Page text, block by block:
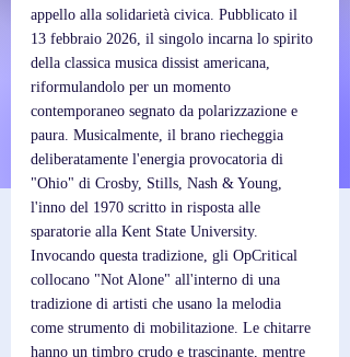
appello alla solidarietà civica. Pubblicato il
13 febbraio 2026, il singolo incarna lo spirito
della classica musica dissist americana,
riformulandolo per un momento
contemporaneo segnato da polarizzazione e
paura. Musicalmente, il brano riecheggia
deliberatamente l'energia provocatoria di
"Ohio" di Crosby, Stills, Nash & Young,
l'inno del 1970 scritto in risposta alle
sparatorie alla Kent State University.
Invocando questa tradizione, gli OpCritical
collocano "Not Alone" all'interno di una
tradizione di artisti che usano la melodia
come strumento di mobilitazione. Le chitarre
hanno un timbro crudo e trascinante, mentre